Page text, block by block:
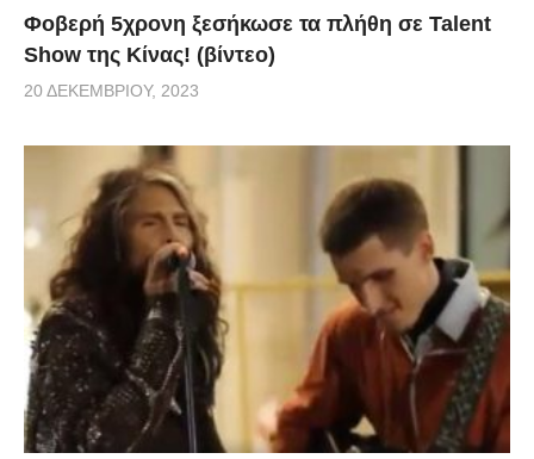
Φοβερή 5χρονη ξεσήκωσε τα πλήθη σε Talent
Show της Κίνας! (βίντεο)
20 ΔΕΚΕΜΒΡΊΟΥ, 2023